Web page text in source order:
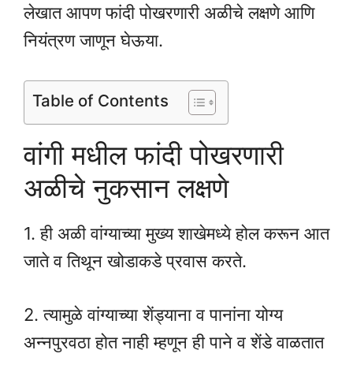
लेखात आपण फांदी पोखरणारी अळीचे लक्षणे आणि
नियंत्रण जाणून घेऊया.
Table of Contents
वांगी मधील फांदी पोखरणारी
अळीचे नुकसान लक्षणे
1. ही अळी वांग्याच्या मुख्य शाखेमध्ये होल करून आत
जाते व तिथून खोडाकडे प्रवास करते.
2. त्यामुळे वांग्याच्या शेंड्याना व पानांना योग्य
अन्नपुरवठा होत नाही म्हणून ही पाने व शेंडे वाळतात